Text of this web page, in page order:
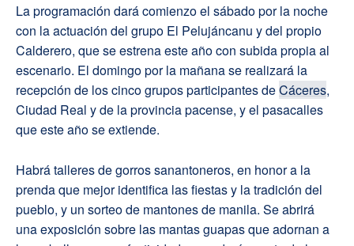
La programación dará comienzo el sábado por la noche
con la actuación del grupo El Pelujáncanu y del propio
Calderero, que se estrena este año con subida propia al
escenario. El domingo por la mañana se realizará la
recepción de los cinco grupos participantes deCáceres,
Ciudad Real y de la provincia pacense, y el pasacalles
que este año se extiende.
Habrá talleres de gorros sanantoneros, en honor a la
prenda que mejor identifica las fiestas y la tradición del
pueblo, y un sorteo de mantones de manila. Se abrirá
una exposición sobre las mantas guapas que adornan a